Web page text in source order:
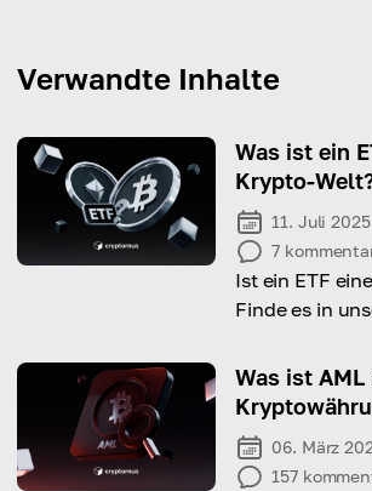
Verwandte Inhalte
Was ist ein
Krypto-
11. Juli 2025
7
Ist ein ETF
Finde es in
Was ist AML
06. März
157